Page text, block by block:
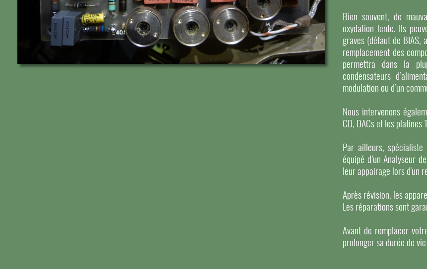
Bien souvent, de
oxydation lente. Ils
graves (défaut de BIAS,
remplacement des
permettra dans la
condensateurs
modulation ou d’un
Nous intervenons
CD, DACs et les
Par ailleurs,
équipé d’un Analyseur
leur appairage lors d'un
Après révision, les
Les réparations sont
Avant de remplacer
prolonger sa durée de